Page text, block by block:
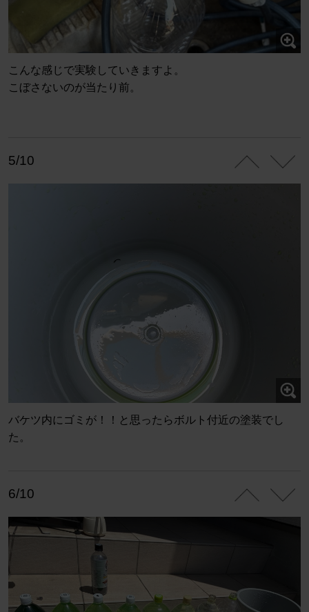
こんな感じで実験していきますよ。
こぼさないのが当たり前。
5/10
バケツ内にゴミが！！と思ったらボルト付近の塗装でし
た。
6/10